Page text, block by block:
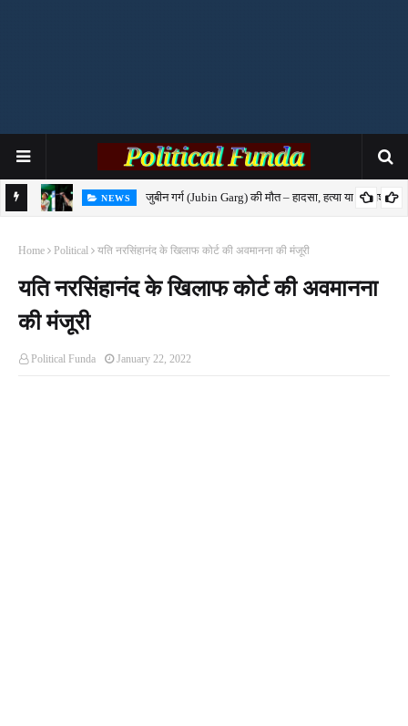
NEWS जुबीन गर्ग (Jubin Garg) की मौत – हादसा, हत्या या साजिश?
Home Political यति नरसिंहानंद के खिलाफ कोर्ट की अवमानना की मंजूरी
यति नरसिंहानंद के खिलाफ कोर्ट की अवमानना
की मंजूरी
Political Funda January 22, 2022